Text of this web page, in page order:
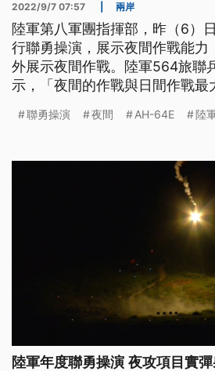
2022/9/7 07:57 兩岸
陸軍第八軍團指揮部，昨（6）
行聯勇操演，展示夜間作戰能力
外展示夜間作戰。陸軍564旅聯
示，「夜間的作戰與日間作戰最
能，對於射手來講，他可以利用
燈，也配有星光夜視鏡，可供駕
駛。」昨日晚間的夜攻演訓，動
聯勇操演 夜間 AH-64E 陸
陸軍年度聯勇操演 夜攻項目實